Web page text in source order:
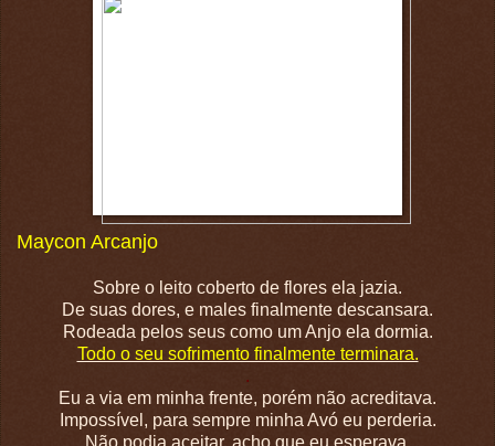
Maycon Arcanjo
Sobre o leito coberto de flores ela jazia.
De suas dores, e males finalmente descansara.
Rodeada pelos seus como um Anjo ela dormia.
Todo o seu sofrimento finalmente terminara.
.
Eu a via em minha frente, porém não acreditava.
Impossível, para sempre minha Avó eu perderia.
Não podia aceitar, acho que eu esperava.